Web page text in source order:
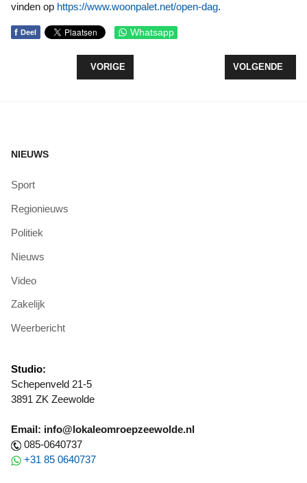
vinden op https://www.woonpalet.net/open-dag.
f Deel Whatsapp
VORIG ARTIKEL: TWEEDE ZOMERSE DAG LOKT
VORIGE VOLGENDE
VOLGENDE
NIEUWS
Sport
Regionieuws
Politiek
Nieuws
Video
Zakelijk
Weerbericht
Studio:
Schepenveld 21-5
3891 ZK Zeewolde
Email: info@lokaleomroepzeewolde.nl
085-0640737
+31 85 0640737